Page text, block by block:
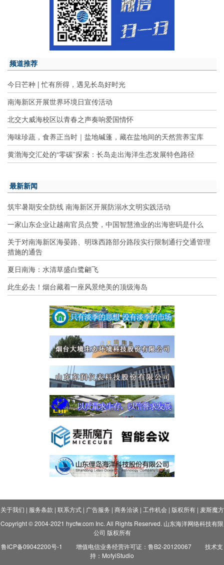
频道推荐
今日芒种 | 忙有所得，遇见长岛好时光
南海新区开展世界环境日宣传活动
北交大威海校区以青春之声奏响爱国情怀
海味珍蔬，食养正当时｜盐地碱蓬，藏在盐地间的天然营养宝库
黄渤海交汇处的“零碳”探索：长岛走出海洋生态发展特色路径
最新新闻
筑牢暑期安全防线 南海新区开展防溺水文明实践活动
一家山东企业让越南官员点赞，中国智慧渔业的出海密码是什么
关于对南海新区海晏路、明珠西路部分路段实行限制通行交通管理
措施的通告
夏日南海：水清草盛白鹭翩飞
此生必去！烟台藏着一座风景绝美的顶级海岛
关于我们 | 服务条款 | 联系方式| 广告服务 | 商务洽谈 | 工作机会| 版权所有| 麦斯魔方
Copyright © 2004-2021 hycfw.com Inc. All Rights Reserved. 山东海洋网络科技有限
公司 版权所有
鲁ICP备09042200号-1
增值电信业务经营许可证：鲁B2-20120067
技术支
持：MofyiStudio